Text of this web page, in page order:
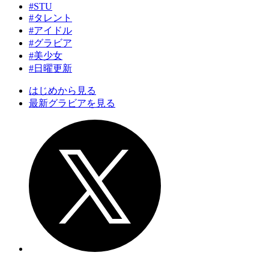
#STU
#タレント
#アイドル
#グラビア
#美少女
#日曜更新
はじめから見る
最新グラビアを見る